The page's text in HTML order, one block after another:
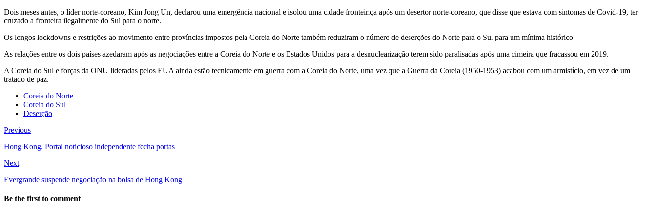
Dois meses antes, o líder norte-coreano, Kim Jong Un, declarou uma emergência nacional e isolou uma cidade fronteiriça após um desertor norte-coreano, que disse que estava com sintomas de Covid-19, ter
cruzado a fronteira ilegalmente do Sul para o norte.
Os longos lockdowns e restrições ao movimento entre províncias impostos pela Coreia do Norte também reduziram o número de deserções do Norte para o Sul para um mínima histórico.
As relações entre os dois países azedaram após as negociações entre a Coreia do Norte e os Estados Unidos para a desnuclearização terem sido paralisadas após uma cimeira que fracassou em 2019.
A Coreia do Sul e forças da ONU lideradas pelos EUA ainda estão tecnicamente em guerra com a Coreia do Norte, uma vez que a Guerra da Coreia (1950-1953) acabou com um armistício, em vez de um
tratado de paz.
Coreia do Norte
Coreia do Sul
Deserção
Previous
Hong Kong. Portal noticioso independente fecha portas
Next
Evergrande suspende negociação na bolsa de Hong Kong
Be the first to comment